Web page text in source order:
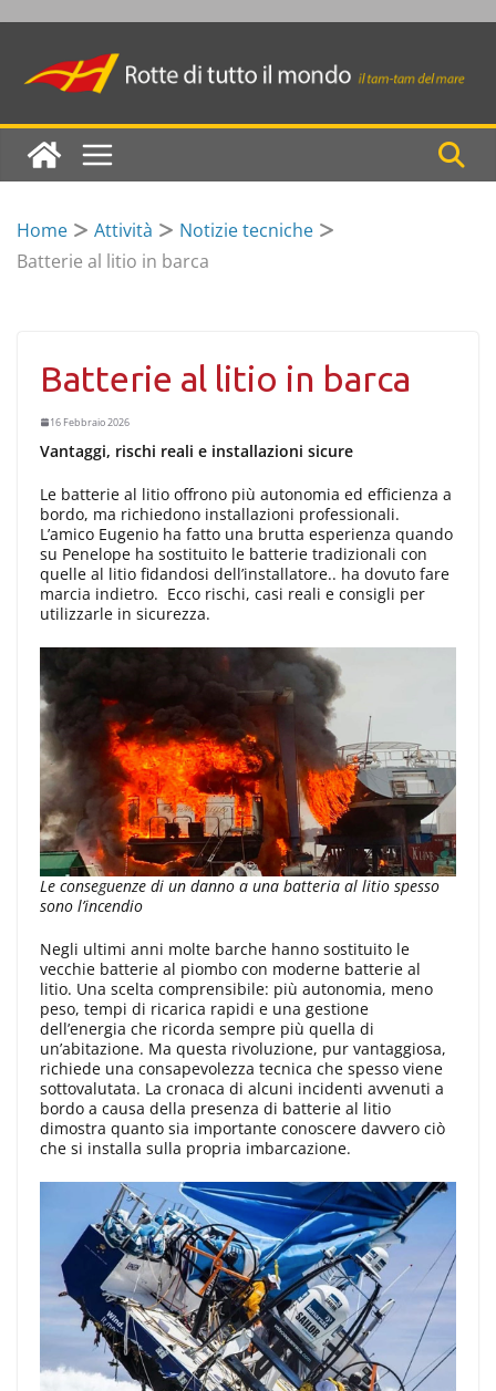
to
Home Attività
Notizie tecniche
Batterie al litio in barca
Batterie al litio in barca
16 Febbraio 2026
Vantaggi, rischi reali e installazioni sicure
Le batterie al litio offrono più autonomia ed efficienza a
bordo, ma richiedono installazioni professionali.
L’amico Eugenio ha fatto una brutta esperienza quando
su Penelope ha sostituito le batterie tradizionali con
quelle al litio fidandosi dell’installatore.. ha dovuto fare
marcia indietro. Ecco rischi, casi reali e consigli per
utilizzarle in sicurezza.
Le conseguenze di un danno a una batteria al litio spesso
sono l’incendio
Negli ultimi anni molte barche hanno sostituito le
vecchie batterie al piombo con moderne batterie al
litio. Una scelta comprensibile: più autonomia, meno
peso, tempi di ricarica rapidi e una gestione
dell’energia che ricorda sempre più quella di
un’abitazione. Ma questa rivoluzione, pur vantaggiosa,
richiede una consapevolezza tecnica che spesso viene
sottovalutata. La cronaca di alcuni incidenti avvenuti a
bordo a causa della presenza di batterie al litio
dimostra quanto sia importante conoscere davvero ciò
che si installa sulla propria imbarcazione.